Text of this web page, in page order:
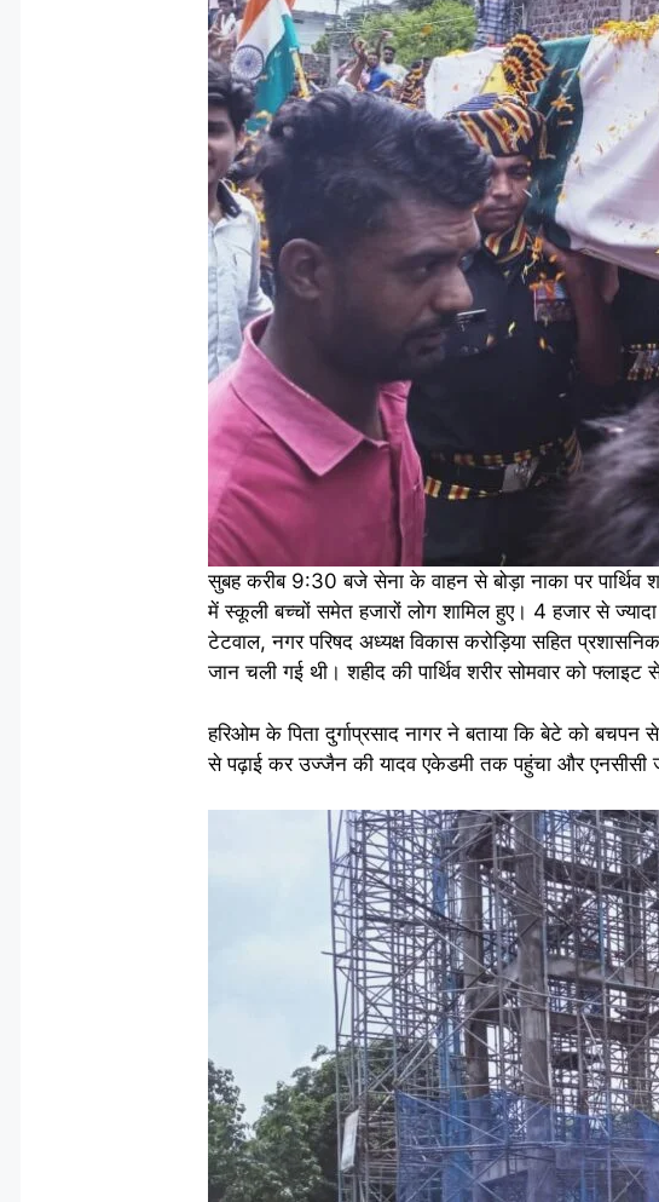
सुबह करीब 9:30 बजे सेना के वाहन से बोड़ा नाका पर पार्थिव
में स्कूली बच्चों समेत हजारों लोग शामिल हुए। 4 हजार से
टेटवाल, नगर परिषद अध्यक्ष विकास करोड़िया सहित
जान चली गई थी। शहीद की पार्थिव शरीर सोमवार को
हरिओम के पिता दुर्गाप्रसाद नागर ने बताया कि बेटे को
से पढ़ाई कर उज्जैन की यादव एकेडमी तक पहुंचा और एनसीसी